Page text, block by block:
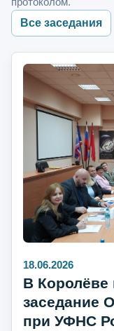
Все заседания
18.06.2026
В
заседание
при УФНС